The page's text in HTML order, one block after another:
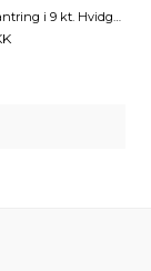
BARTOLI Diamantring i 9 kt. Hvidguld med Diamanter - 0,35 ct.